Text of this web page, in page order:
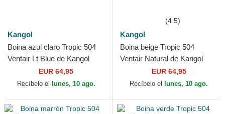
Kangol
Boina azul claro Tropic 504
Ventair Lt Blue de Kangol
EUR 64,95
Recíbelo el lunes, 10 ago.
(4.5)
Kangol
Boina beige Tropic 504
Ventair Natural de Kangol
EUR 64,95
Recíbelo el lunes, 10 ago.